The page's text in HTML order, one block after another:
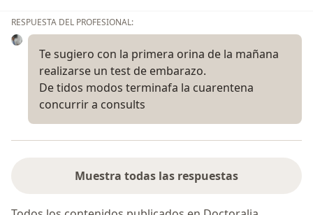
RESPUESTA DEL PROFESIONAL:
Te sugiero con la primera orina de la mañana
realizarse un test de embarazo.
De tidos modos terminafa la cuarentena
concurrir a consults
Muestra todas las respuestas